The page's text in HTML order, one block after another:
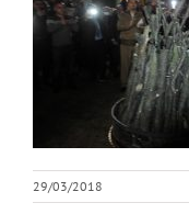
29/03/2018